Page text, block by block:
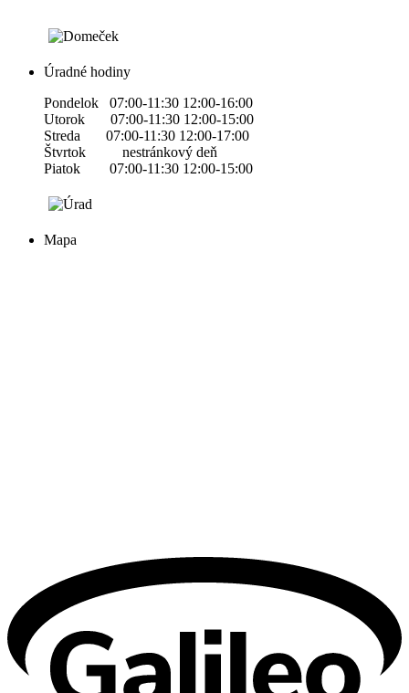
Úradné hodiny
Pondelok 07:00-11:30 12:00-16:00
Utorok 07:00-11:30 12:00-15:00
Streda 07:00-11:30 12:00-17:00
Štvrtok nestránkový deň
Piatok 07:00-11:30 12:00-15:00
Mapa